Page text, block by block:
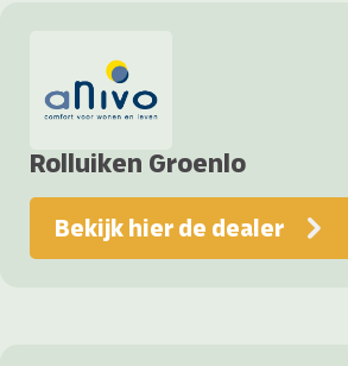
Rolluiken Groenlo
Bekijk hier de dealer